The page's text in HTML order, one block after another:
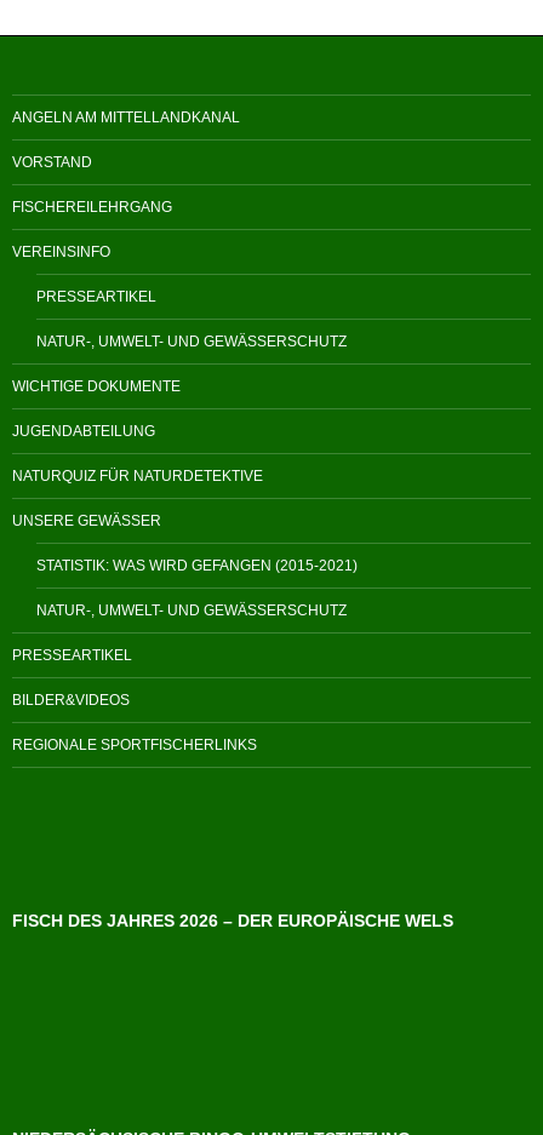
ANGELN AM MITTELLANDKANAL
VORSTAND
FISCHEREILEHRGANG
VEREINSINFO
PRESSEARTIKEL
NATUR-, UMWELT- UND GEWÄSSERSCHUTZ
WICHTIGE DOKUMENTE
JUGENDABTEILUNG
NATURQUIZ FÜR NATURDETEKTIVE
UNSERE GEWÄSSER
STATISTIK: WAS WIRD GEFANGEN (2015-2021)
NATUR-, UMWELT- UND GEWÄSSERSCHUTZ
PRESSEARTIKEL
BILDER&VIDEOS
REGIONALE SPORTFISCHERLINKS
FISCH DES JAHRES 2026 – DER EUROPÄISCHE WELS